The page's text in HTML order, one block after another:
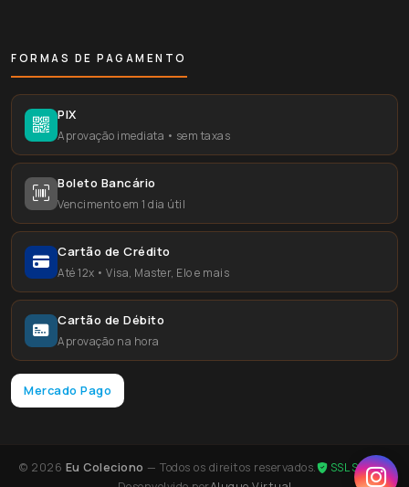
FORMAS DE PAGAMENTO
PIX
Aprovação imediata • sem taxas
Boleto Bancário
Vencimento em 1 dia útil
Cartão de Crédito
Até 12x • Visa, Master, Elo e mais
Cartão de Débito
Aprovação na hora
Mercado Pago
© 2026 Eu Coleciono — Todos os direitos reservados.
SSL Seguro